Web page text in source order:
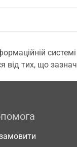
від тих, що